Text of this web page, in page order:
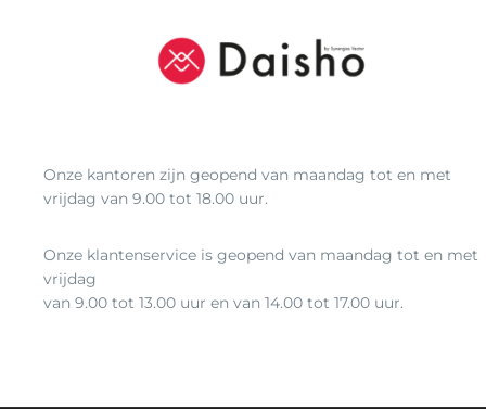
Onze kantoren zijn geopend van maandag tot en met
vrijdag van 9.00 tot 18.00 uur.
Onze klantenservice is geopend van maandag tot en met
vrijdag
van 9.00 tot 13.00 uur en van 14.00 tot 17.00 uur.